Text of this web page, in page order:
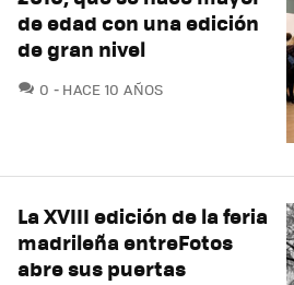
de edad con una edición
de gran nivel
0 COMENTARIOS
HACE 10 AÑOS
La XVIII edición de la feria
madrileña entreFotos
abre sus puertas